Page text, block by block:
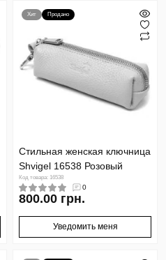
Хит Продано
Стильная женская ключница
Shvigel 16538 Розовый
Код товара: 16538
0
800.00 грн.
Уведомить меня